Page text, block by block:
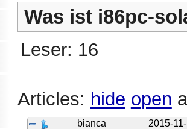
Was ist i86pc-
Leser: 16
Articles: hide open
bianca 2015-